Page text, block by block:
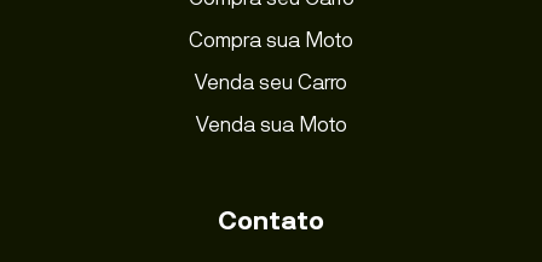
Compra sua Moto
Venda seu Carro
Venda sua Moto
Contato